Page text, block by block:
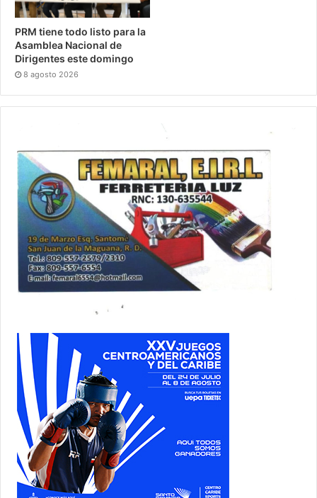
PRM tiene todo listo para la
Asamblea Nacional de
Dirigentes este domingo
8 agosto 2026